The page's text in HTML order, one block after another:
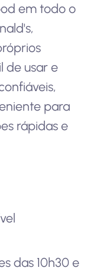
em todo o
de usar e
para
rápidas e
das 10h30 e